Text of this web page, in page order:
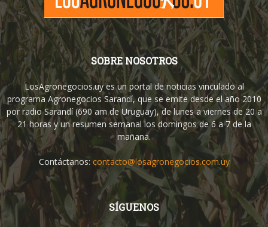
SOBRE NOSOTROS
LosAgronegocios.uy es un portal de noticias vinculado al
programa Agronegocios Sarandí, que se emite desde el año 2010
por radio Sarandí (690 am de Uruguay), de lunes a viernes de 20 a
21 horas y un resumen semanal los domingos de 6 a 7 de la
mañana.
Contáctanos: contacto@losagronegocios.com.uy
SÍGUENOS